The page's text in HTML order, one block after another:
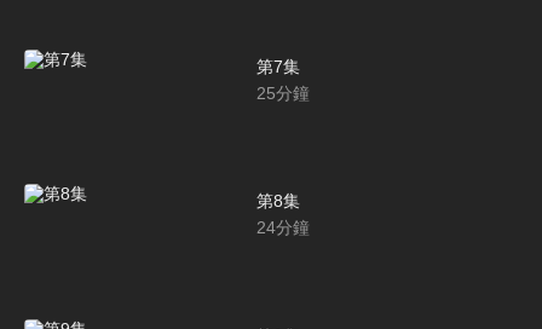
第7集
25分鐘
第8集
24分鐘